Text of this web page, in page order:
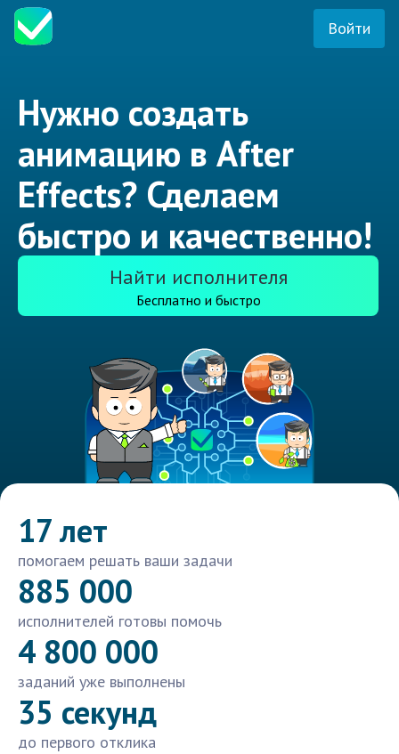
Войти
Нужно создать
анимацию в After
Effects? Сделаем
быстро и качественно!
Найти исполнителя
Бесплатно и быстро
17 лет
помогаем решать ваши задачи
885 000
исполнителей готовы помочь
4 800 000
заданий уже выполнены
35 секунд
до первого отклика